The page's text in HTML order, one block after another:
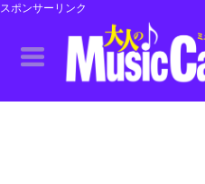
スポンサーリンク